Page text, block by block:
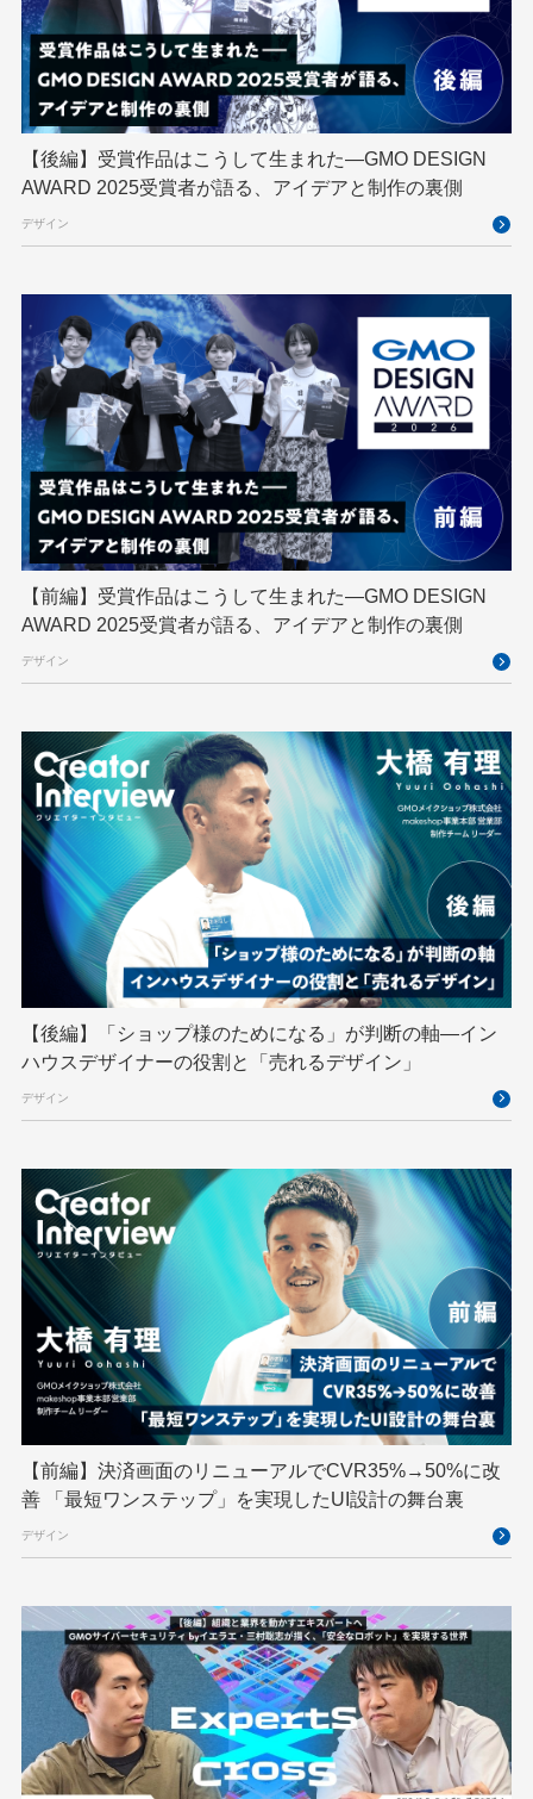
GMO DESIGN AWARD GMO Developers Day
GMO Developers Night GMO Flatt Security
GMO GPUクラウド GMO Hacking Night
GMO kitaQ GMO SONIC GMOアドパートナーズ
GMOアドマーケティング GMOインターネット
GMOコネクト GMOサイバーセキュリティ byイエラエ
GMOデジキッズ GMOブランドセキュリティ
GMOペイメントゲートウェイ GMOペパボ
GMOメイクショップ GMOメディア GMOロボッツ
GMO大会議 GMO天秤AI Go GPUクラウド
GTB Hack-1グランプリ IETF iOS
Japan Drone
Java JJUG JSAI2026 K8s
Kaigi on Rails
Perl PHP PHPcon PHPerKaigi
Python RFC RPA Ruby
SECCON Selenium Spectrum Tokyo Meetup
splunk SRE Takumi byGMO Terraform
TypeScript UI/UX vibe VLA
VS Code XSS ZTNA
アドベントカレンダー イベントレポート
インターンシップ インハウス お名前.com
クリエイターインタビュー
サイバーセキュリティ サマーインターン スクラム
スパム対策 スペシャリスト セキュリティ
ソフトウェアサプライチェーン チームビルディング
デザイン ネットのセキュリティもGMO
ハーネスエンジニアリング バックエンド
ヒューマノイド ヒューマノイドロボット
プログラミング教育
ブロックチェーン フロントエンド ペアリング暗号
京大ミートアップ 京都大学 人型ロボット
人工知能 人工知能学会 国際ロボット展
国際標準化 基礎 多拠点開発 大阪公立大学
宮崎オフィス 強化学習 応用
技育プロジェクト 技術広報 技術書典
【後編】受賞作品はこうして生まれた—GMO DESIGN
AWARD 2025受賞者が語る、アイデアと制作の裏側
デザイン
【前編】受賞作品はこうして生まれた—GMO DESIGN
AWARD 2025受賞者が語る、アイデアと制作の裏側
デザイン
【後編】「ショップ様のためになる」が判断の軸―イン
ハウスデザイナーの役割と「売れるデザイン」
デザイン
【前編】決済画面のリニューアルでCVR35%→50%に改
善 「最短ワンステップ」を実現したUI設計の舞台裏
デザイン